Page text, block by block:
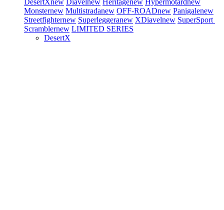
DesertXnew Diavelnew Heritagenew Hypermotardnew
Monsternew Multistradanew OFF-ROADnew Panigalenew
Streetfighternew Superleggeranew XDiavelnew SuperSport
Scramblernew LIMITED SERIES
DesertX